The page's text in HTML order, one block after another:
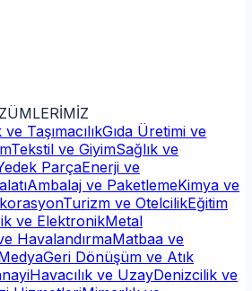
TaşımacılıkGıda Üretimi ve
Tekstil ve GiyimSağlık ve
ParçaEnerji ve
Ambalaj ve PaketlemeKimya ve
Turizm ve OtelcilikEğitim
ve ElektronikMetal
HavalandırmaMatbaa ve
Geri Dönüşüm ve Atık
Havacılık ve UzayDenizcilik ve